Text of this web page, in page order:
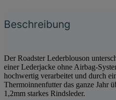
Beschreibung
Der Roadster Lederblouson
einer Lederjacke ohne Airbag-
hochwertig verarbeitet und durch
Thermoinnenfutter das ganze Jahr
1,2mm starkes Rindsleder.